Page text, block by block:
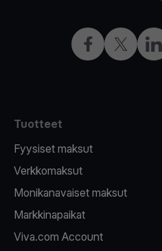
Facebook
X
Tuotteet
Fyysiset maksut
Verkkomaksut
Monikanavaiset maksut
Markkinapaikat
Viva.com Account